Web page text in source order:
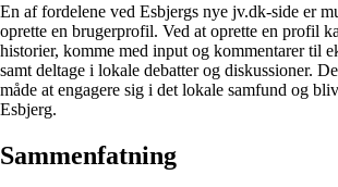
En af fordelene ved Esbjergs nye jv.dk-side er
oprette en brugerprofil. Ved at oprette en profil
historier, komme med input og kommentarer til
samt deltage i lokale debatter og diskussioner.
måde at engagere sig i det lokale samfund og
Esbjerg.
Sammenfatning